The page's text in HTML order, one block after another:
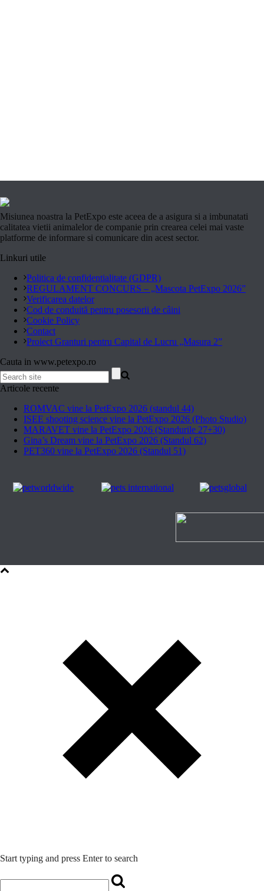
Misiunea noastra la PetExpo este aceea de a asigura si a imbunatati
calitatea vietii animalelor de companie prin crearea celei mai vaste
platforme de informare si comunicare din acest sector.
Linkuri utile
Politica de confidentialitate (GDPR)
REGULAMENT CONCURS – „Mascota PetExpo 2026”
Verificarea datelor
Cod de conduită pentru posesorii de câini
Cookie Policy
Contact
Proiect Granturi pentru Capital de Lucru „Masura 2”
Cauta in www.petexpo.ro
Articole recente
ROMVAC vine la PetExpo 2026 (standul 44)
ISEE shooting science vine la PetExpo 2026 (Photo Studio)
MARAVET vine la PetExpo 2026 (Standurile 27+30)
Gina’s Dream vine la PetExpo 2026 (Standul 62)
PET360 vine la PetExpo 2026 (Standul 51)
Start typing and press Enter to search